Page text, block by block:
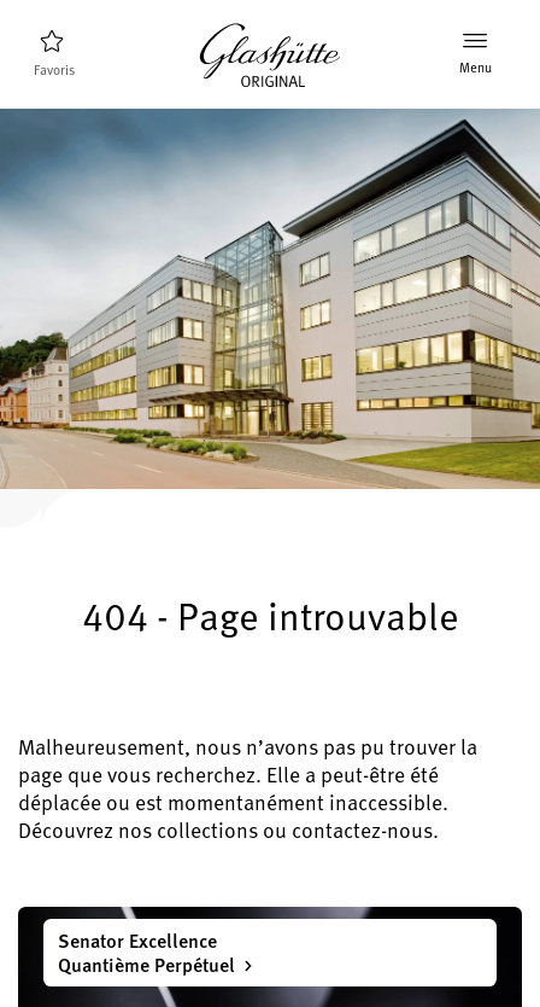
Favoris Menu
Trouveur de montres Nouveaux produits
Découvrez la collection
La marque Glashütte Original
En savoir plus sur la manufacture
Distributeurs agrées
Boutiques et Distributeurs
Service
Garantie, Révisions et Restauration
404 - Page introuvable
Malheureusement, nous n’avons pas pu trouver la
page que vous recherchez. Elle a peut-être été
déplacée ou est momentanément inaccessible.
Découvrez nos collections ou contactez-nous.
Senator Excellence
Quantième Perpétuel